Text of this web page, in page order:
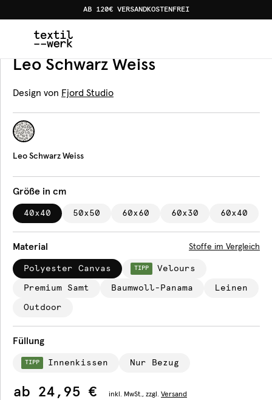
AB 120€ VERSANDKOSTENFREI
Produkte Kissen Leo Schwarz Weiss
Kissen
Leo Schwarz Weiss
Design von Fjord Studio
Leo Schwarz Weiss
Größe in cm
40x40 50x50 60x60 60x30 60x40
Material Stoffe im Vergleich
Polyester Canvas TIPP Velours
Premium Samt Baumwoll-Panama Leinen
Outdoor
Füllung
TIPP Innenkissen Nur Bezug
ab 24,95 € inkl. MwSt., zzgl. Versand